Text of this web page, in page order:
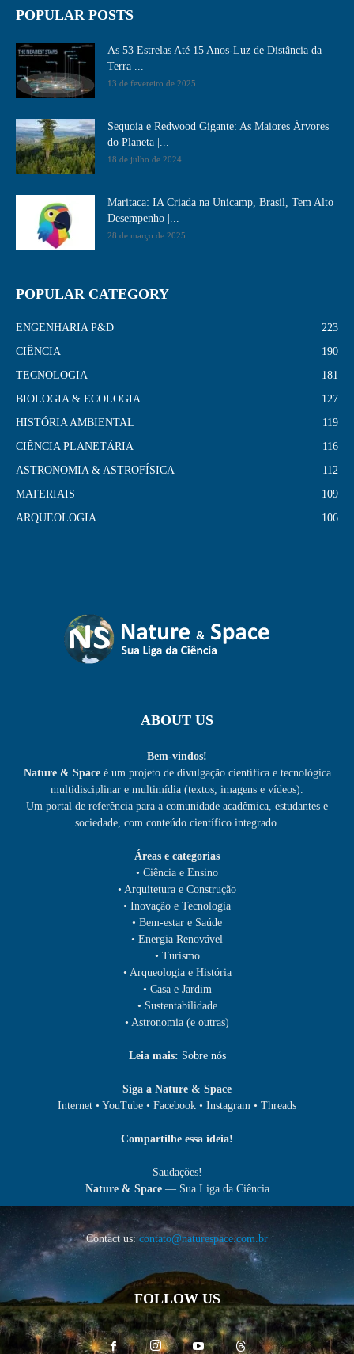
POPULAR POSTS
As 53 Estrelas Até 15 Anos-Luz de Distância da
Terra ...
13 de fevereiro de 2025
Sequoia e Redwood Gigante: As Maiores Árvores
do Planeta |...
18 de julho de 2024
Maritaca: IA Criada na Unicamp, Brasil, Tem Alto
Desempenho​ |...
28 de março de 2025
POPULAR CATEGORY
ENGENHARIA P&D
223
CIÊNCIA
190
TECNOLOGIA
181
BIOLOGIA & ECOLOGIA
127
HISTÓRIA AMBIENTAL
119
CIÊNCIA PLANETÁRIA
116
ASTRONOMIA & ASTROFÍSICA
112
MATERIAIS
109
ARQUEOLOGIA
106
ABOUT US
Bem-vindos!
Nature & Spaceé um projeto de divulgação científica e tecnológica
multidisciplinar e multimídia (textos, imagens e vídeos).
Um portal de referência para a comunidade acadêmica, estudantes e
sociedade, com conteúdo científico integrado.
Áreas e categorias
• Ciência e Ensino
• Arquitetura e Construção
• Inovação e Tecnologia
• Bem-estar e Saúde
• Energia Renovável
• Turismo
• Arqueologia e História
• Casa e Jardim
• Sustentabilidade
• Astronomia (e outras)
Leia mais: Sobre nós
Siga a Nature & Space
Internet • YouTube • Facebook • Instagram • Threads
Compartilhe essa ideia!
Saudações!
Nature & Space— Sua Liga da Ciência
Contact us:contato@naturespace.com.br
FOLLOW US